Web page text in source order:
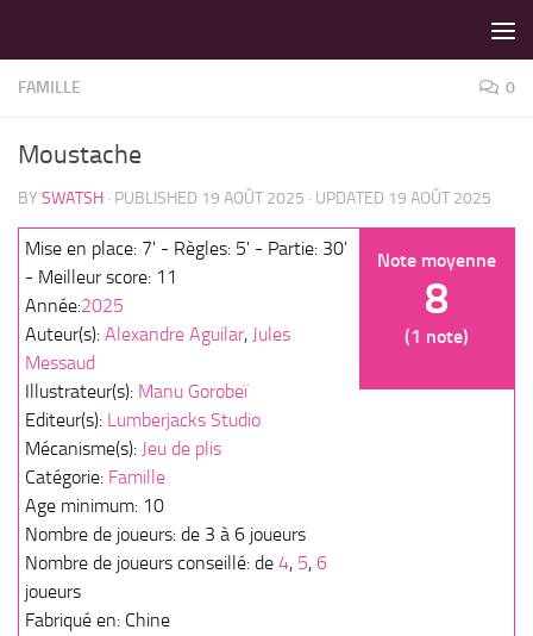
FAMILLE 0
Moustache
BY SWATSH · PUBLISHED 19 AOÛT 2025 · UPDATED 19 AOÛT 2025
Note moyenne
8
(1 note)
Mise en place: 7' - Règles: 5' - Partie: 30'
- Meilleur score: 11
Année:2025
Auteur(s): Alexandre Aguilar, Jules
Messaud
Illustrateur(s): Manu Gorobeï
Editeur(s): Lumberjacks Studio
Mécanisme(s): Jeu de plis
Catégorie: Famille
Age minimum: 10
Nombre de joueurs: de 3 à 6 joueurs
Nombre de joueurs conseillé: de 4, 5, 6
joueurs
Fabriqué en: Chine